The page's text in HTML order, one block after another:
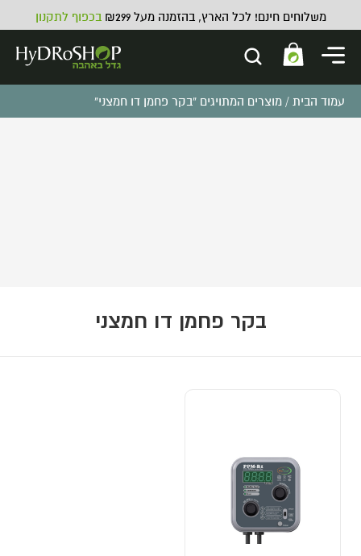
משלוחים חינם! לכל הארץ, בהזמנה מעל ₪299 בכפוף לתקנון
עמוד הבית / מוצרים המתויגים “בקר פחמן דו חמצני”
בקר פחמן דו חמצני